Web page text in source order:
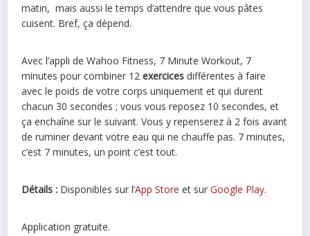
matin, mais aussi le temps d’attendre que vous pâtes
cuisent. Bref, ça dépend.
Avec l’appli de Wahoo Fitness, 7 Minute Workout, 7
minutes pour combiner 12exercices différentes à faire
avec le poids de votre corps uniquement et qui durent
chacun 30 secondes ; vous vous reposez 10 secondes, et
ça enchaîne sur le suivant. Vous y repenserez à 2 fois avant
de ruminer devant votre eau qui ne chauffe pas. 7 minutes,
c’est 7 minutes, un point c’est tout.
Détails : Disponibles sur l’App Store et surGoogle Play.
Application gratuite.